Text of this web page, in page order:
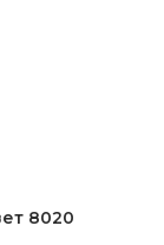
8020